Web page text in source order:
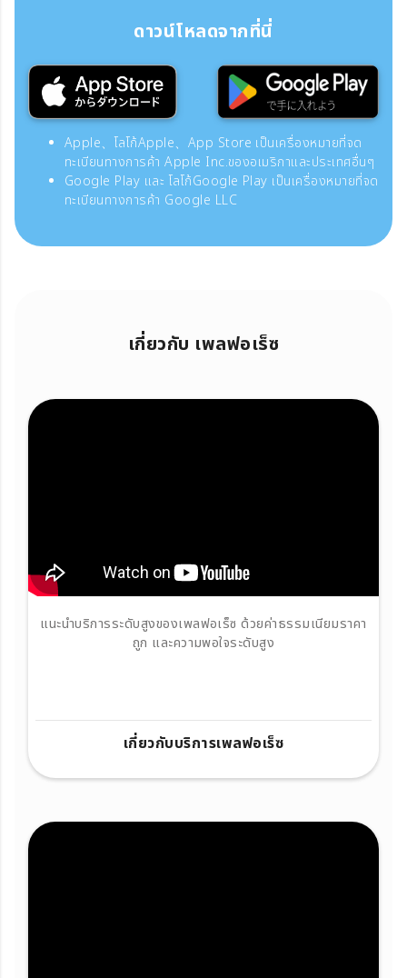
ดาวน์โหลดจากที่นี่
Apple、โลโก้Apple、App Store เป็นเครื่องหมายที่จด
ทะเบียนทางการค้า Apple Inc.ของอเมริกาและประเทศอื่นๆ
Google Play และ โลโก้Google Play เป็นเครื่องหมายที่จด
ทะเบียนทางการค้า Google LLC
เกี่ยวกับ เพลฟอเร็ซ
แนะนำบริการระดับสูงของเพลฟอเร็ซ ด้วยค่าธรรมเนียมราคา
ถูก และความพอใจระดับสูง
เกี่ยวกับบริการเพลฟอเร็ซ